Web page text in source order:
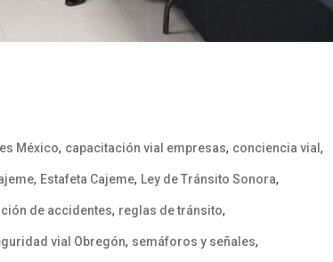
México, capacitación vial empresas, conciencia vial ,
, Estafeta Cajeme, Ley de Tránsito Sonora,
de accidentes, reglas de tránsito,
vial Obregón, semáforos y señales,